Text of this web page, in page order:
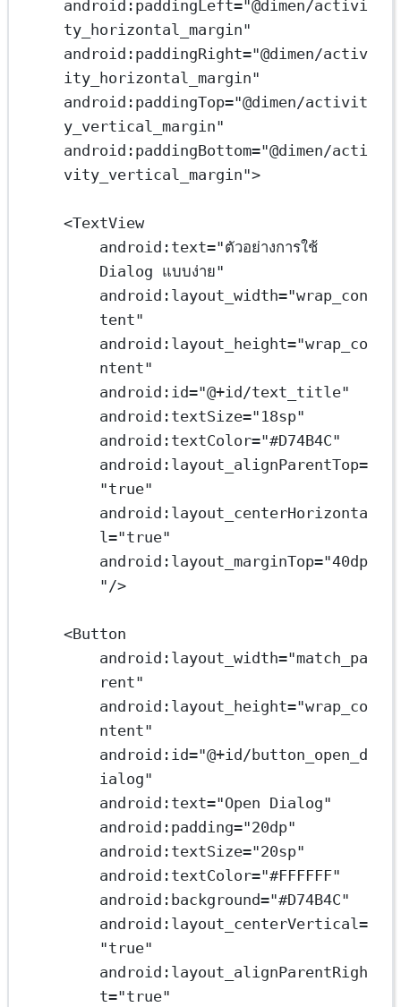
android:paddingLeft="@dimen/activi
ty_horizontal_margin"
android:paddingRight="@dimen/activ
ity_horizontal_margin"
android:paddingTop="@dimen/activit
y_vertical_margin"
android:paddingBottom="@dimen/acti
vity_vertical_margin">
<TextView
android:text="ตัวอย่างการใช้
Dialog แบบง่าย"
android:layout_width="wrap_con
tent"
android:layout_height="wrap_co
ntent"
android:id="@+id/text_title"
android:textSize="18sp"
android:textColor="#D74B4C"
android:layout_alignParentTop=
"true"
android:layout_centerHorizonta
l="true"
android:layout_marginTop="40dp
" />
<Button
android:layout_width="match_pa
rent"
android:layout_height="wrap_co
ntent"
android:id="@+id/button_open_d
ialog"
android:text="Open Dialog"
android:padding="20dp"
android:textSize="20sp"
android:textColor="#FFFFFF"
android:background="#D74B4C"
android:layout_centerVertical=
"true"
android:layout_alignParentRigh
t="true"